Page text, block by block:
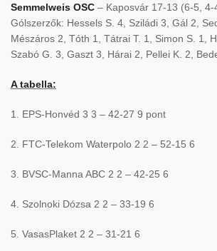
Semmelweis OSC – Kaposvár 17-13 (6-5, 4-
Gólszerzők: Hessels S. 4, Sziládi 3, Gál 2,
Mészáros 2, Tóth 1, Tátrai T. 1, Simon S. 1,
Szabó G. 3, Gaszt 3, Hárai 2, Pellei K. 2,
A tabella:
1. EPS-Honvéd 3 3 – 42-27 9 pont
2. FTC-Telekom Waterpolo 2 2 – 52-15 6
3. BVSC-Manna ABC 2 2 – 42-25 6
4. Szolnoki Dózsa 2 2 – 33-19 6
5. VasasPlaket 2 2 – 31-21 6